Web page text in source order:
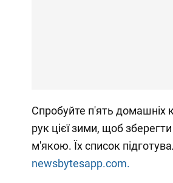
Спробуйте п'ять домашніх
рук цієї зими, щоб
м'якою. Їх список
newsbytesapp.com.